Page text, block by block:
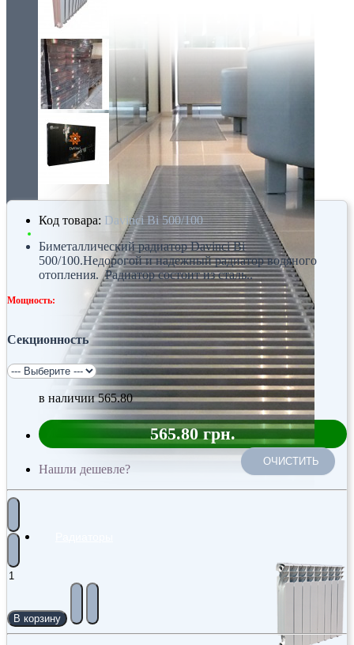
Код товара: Davinci Bi 500/100
Биметаллический радиатор Davinci Bi
500/100.Недорогой и надежный радиатор водяного
отопления. Радиатор состоит из сталь..
Мощность:
Секционность
в наличии565.80
565.80 грн.
Нашли дешевле?
ОЧИСТИТЬ
В корзину